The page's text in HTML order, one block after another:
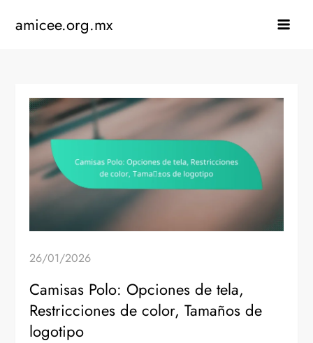
amicee.org.mx
26/01/2026
Camisas Polo: Opciones de tela,
Restricciones de color, Tamaños de
logotipo